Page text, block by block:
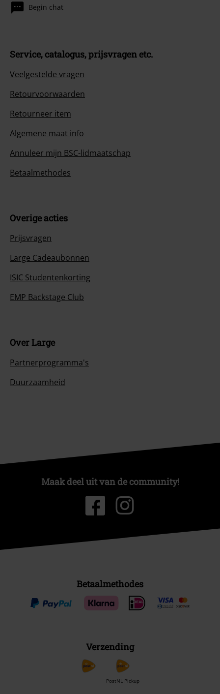
Begin chat
Service, catalogus, prijsvragen etc.
Veelgestelde vragen
Retourvoorwaarden
Retourneer item
Algemene maat info
Annuleer mijn BSC-lidmaatschap
Betaalmethodes
Overige acties
Prijsvragen
Large Cadeaubonnen
ISIC Studentenkorting
EMP Backstage Club
Over Large
Partnerprogramma's
Duurzaamheid
Maak deel uit van de community!
Betaalmethodes
Verzending
PostNL Pickup